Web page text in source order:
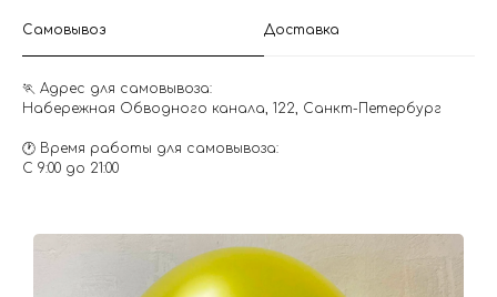
Самовывоз Доставка
🏃 Адрес для самовывоза:
Набережная Обводного канала, 122, Санкт-Петербург
🕐 Время работы для самовывоза:
С 9:00 до 21:00